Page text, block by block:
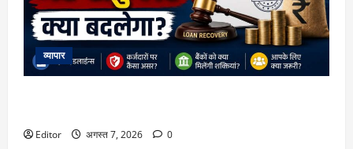
व्यापार
Editor अगस्त 7, 2026 0